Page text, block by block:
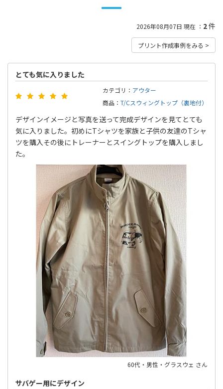
2026年08月07日 現在 ： 2件
プリント作成事例をみる >
とても気に入りました
カテゴリ： アウター
商品： T/Cスウィングトップ（裏地付）
デザインイメージと写真を送って完成デザインを見てとても
気に入りました。初めにTシャツを家族と子供の友達のTシャ
ツを購入その後にトレーナーとスイングトップを購入しまし
た。
60代・男性・グラスウェ さん
サバゲー用にデザイン